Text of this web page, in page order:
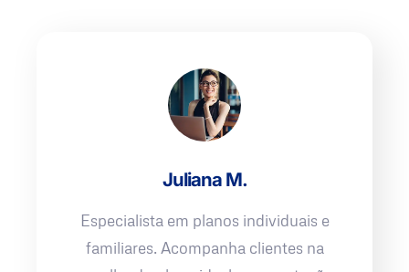
Juliana M.
Especialista em planos individuais e
familiares. Acompanha clientes na